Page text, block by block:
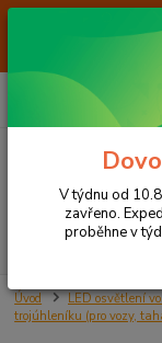
Od 7.8. do 14.8.
objednávek,
+420 605 283 713
Úvod LED osvětlení
trojúhleníku (pro vozy,
V týdnu od
zavřeno.
proběhne v